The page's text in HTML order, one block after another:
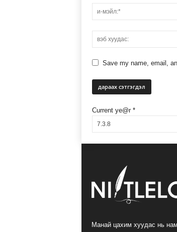
Save my name, email,
Current ye@r *
Манай цахим хуудас нь